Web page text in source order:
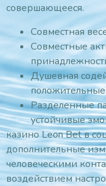
совершающееся.
Совместная
Совместные
Душевная
Разделенные
устойчивые
казино Leon Bet в
дополнительные
человеческими
воздействием